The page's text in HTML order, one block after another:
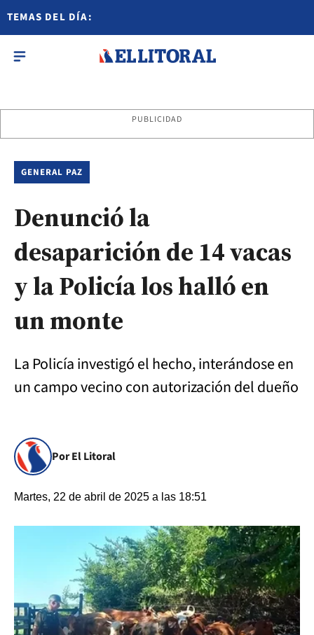
TEMAS DEL DÍA:
PUBLICIDAD
GENERAL PAZ
Denunció la
desaparición de 14 vacas
y la Policía los halló en
un monte
La Policía investigó el hecho, interándose en
un campo vecino con autorización del dueño
Por El Litoral
Martes, 22 de abril de 2025 a las 18:51